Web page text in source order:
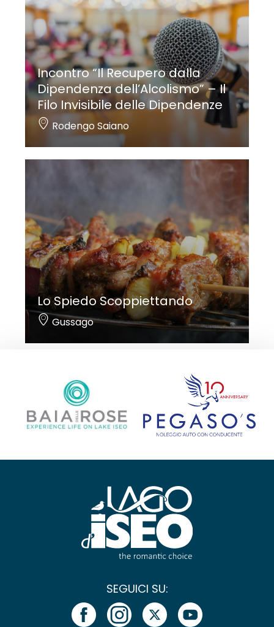
Incontro “Il Recupero dalla
Dipendenza dell’Alcolismo” – Il
Filo Invisibile delle Dipendenze
Rodengo Saiano
Lo Spiedo Scoppiettando
Gussago
SEGUICI SU: